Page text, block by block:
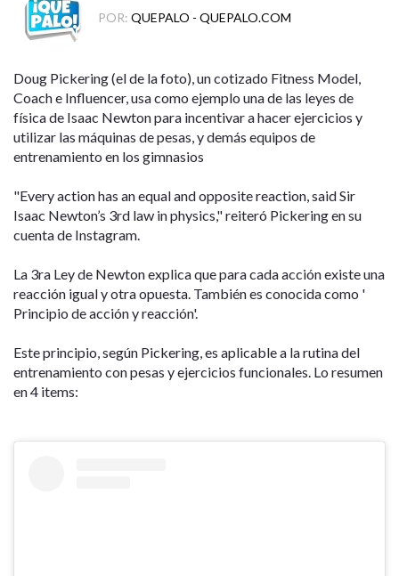
POR: QUEPALO - QUEPALO.COM
Doug Pickering (el de la foto), un cotizado Fitness Model,
Coach e Influencer, usa como ejemplo una de las leyes de
física de Isaac Newton para incentivar a hacer ejercicios y
utilizar las máquinas de pesas, y demás equipos de
entrenamiento en los gimnasios
"Every action has an equal and opposite reaction, said Sir
Isaac Newton’s 3rd law in physics," reiteró Pickering en su
cuenta de Instagram.
La 3ra Ley de Newton explica que para cada acción existe una
reacción igual y otra opuesta. También es conocida como '
Principio de acción y reacción'.
Este principio, según Pickering, es aplicable a la rutina del
entrenamiento con pesas y ejercicios funcionales. Lo resumen
en 4 items: